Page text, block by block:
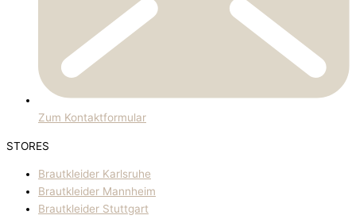
Zum Kontaktformular
STORES
Brautkleider Karlsruhe
Brautkleider Mannheim
Brautkleider Stuttgart